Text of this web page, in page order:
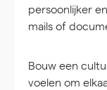
persoonlijker
mails of
Bouw een
voelen om